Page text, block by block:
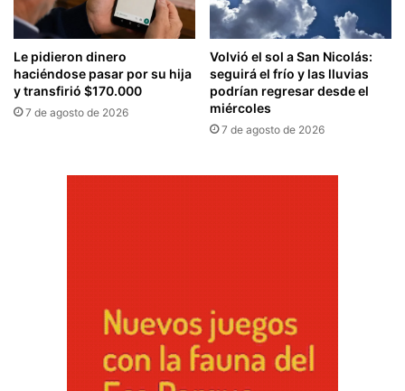
Le pidieron dinero
haciéndose pasar por su hija
y transfirió $170.000
7 de agosto de 2026
Volvió el sol a San Nicolás:
seguirá el frío y las lluvias
podrían regresar desde el
miércoles
7 de agosto de 2026